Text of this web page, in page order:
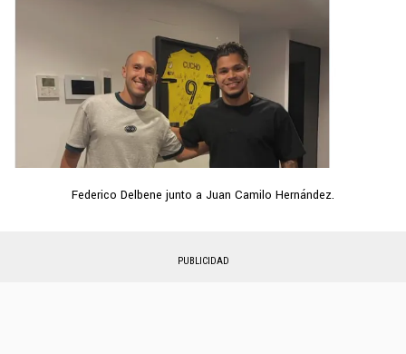
Federico Delbene junto a Juan Camilo Hernández.
PUBLICIDAD